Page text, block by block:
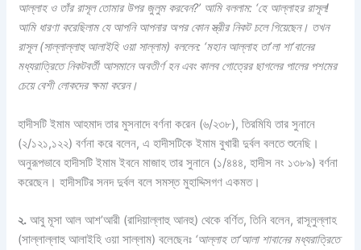
আল্লাহ ও তাঁর রাসূল তোমার উপর জুলুম করবেন?’ আমি বললাম: ‘হে আল্লাহর রাসূল!
আমি ধারণা করেছিলাম যে আপনি আপনার অপর কোন স্ত্রীর নিকট চলে গিয়েছেন। তখন
রাসূল (সাল্লাল্লাহু আলাইহি ওয়া সাল্লাম) বললেন: ‘মহান আল্লাহ তা’লা শা‘বানের
মধ্যরাত্রিতে নিকটবর্তী আসমানে অবতীর্ণ হন এবং কালব গোত্রের ছাগলের পালের পশমের
চেয়ে বেশী লোকদের ক্ষমা করেন।
হাদীসটি ইমাম আহমাদ তার মুসনাদে বর্ণনা করেন (৬/২৩৮), তিরমিযি তার সুনানে
(২/১২১,১২২) বর্ণনা করে বলেন, এ হাদীসটিকে ইমাম বুখারী দুর্বল বলতে শুনেছি।
অনুরূপভাবে হাদীসটি ইমাম ইবনে মাজাহ তার সুনানে (১/৪৪৪, হাদীস নং ১৩৮৯) বর্ণনা
করেছেন। হাদীসটির সনদ দুর্বল বলে সমস্ত মুহাদ্দিসগণ একমত।
২. আবু মূসা আল আশ’আরী (রাদিয়াল্লাহু আনহু) থেকে বর্ণিত, তিনি বলেন, রাসূলুল্লাহ
(সাল্লাল্লাহু আলাইহি ওয়া সাল্লাম) বলেছেনঃ ‘আল্লাহ তা‘আলা শাবানের মধ্যরাত্রিতে